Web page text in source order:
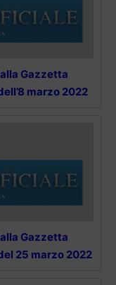
Gazzetta
marzo 2022
Gazzetta
25 marzo 2022